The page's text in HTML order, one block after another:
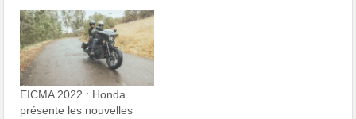
EICMA 2022 : Honda
présente les nouvelles